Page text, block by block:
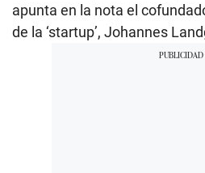
apunta en la nota el
de la ‘startup’, Johannes